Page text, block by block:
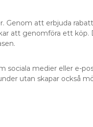
Genom att erbjuda
att genomföra ett köp.
sociala medier eller e-
utan skapar också